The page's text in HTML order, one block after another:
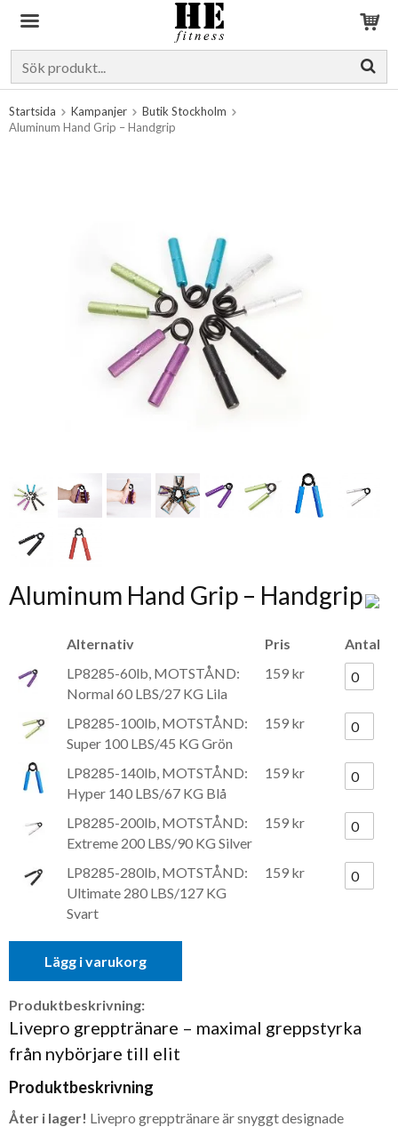
Startsida Kampanjer
Butik Stockholm
Aluminum Hand Grip – Handgrip
Aluminum Hand Grip – Handgrip
Alternativ Pris
Antal
LP8285-60lb, MOTSTÅND:
Normal 60 LBS/27 KG Lila
159 kr
LP8285-100lb, MOTSTÅND:
Super 100 LBS/45 KG Grön
159 kr
LP8285-140lb, MOTSTÅND:
Hyper 140 LBS/67 KG Blå
159 kr
LP8285-200lb, MOTSTÅND:
Extreme 200 LBS/90 KG Silver
159 kr
LP8285-280lb, MOTSTÅND:
Ultimate 280 LBS/127 KG
Svart
159 kr
Lägg i varukorg
Produktbeskrivning:
Livepro grepptränare – maximal greppstyrka
från nybörjare till elit
Produktbeskrivning
Åter i lager! Livepro grepptränare är snyggt designade